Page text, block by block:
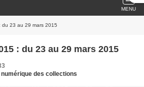
MENU
du 23 au 29 mars 2015
: du 23 au 29 mars 2015
des collections